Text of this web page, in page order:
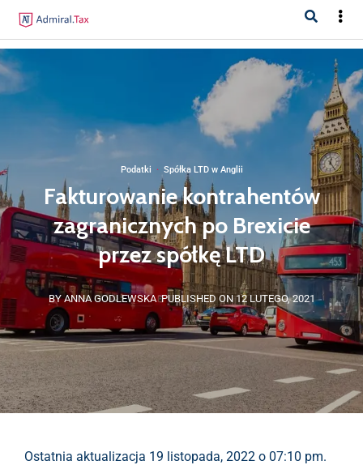
Podatki · Spółka LTD w Anglii
Fakturowanie kontrahentów
zagranicznych po Brexicie
przez spółkę LTD
BY ANNA GODLEWSKA PUBLISHED ON 12 LUTEGO, 2021
Ostatnia aktualizacja 19 listopada, 2022 o 07:10 pm.